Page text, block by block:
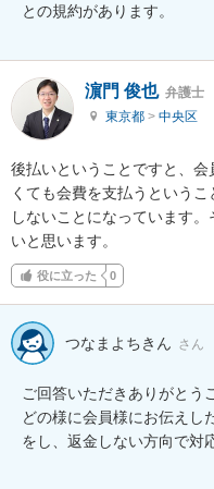
との規約があります。
濵門 俊也 弁護士
東京都 > 中央区
後払いということですと、
くても会費を支払うという
しないことになっています
いと思います。
役に立った 0
つなまよちきん さん
ご回答いただきありがとう
どの様に会員様にお伝えし
をし、返金しない方向で対